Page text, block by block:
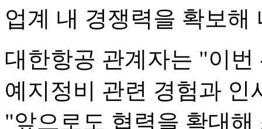
업계 내 경쟁력을 확보해
대한항공 관계자는 "이
예지정비 관련 경험과
"앞으로도 협력을 확대